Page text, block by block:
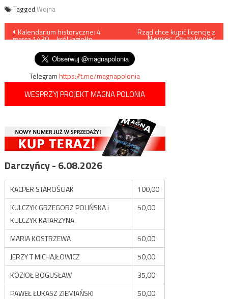
Tagged Wojna
Nawigacja
wpisu
Kalendarium historyczne: 4
marca 1430 – król Jagiełło
Rząd chce kupić licencję z
Niemiec. Czy to koniec
Telegramhttps://t.me/magnapolonia
WESPRZYJ PROJEKT MAGNA POLONIA
Darczyńcy - 6.08.2026
KACPER STAROŚCIAK
100,00
KULCZYK GRZEGORZ POLIŃSKA i
KULCZYK KATARZYNA
50,00
MARIA KOSTRZEWA
50,00
JERZY T MICHAJŁOWICZ
50,00
KOZIOŁ BOGUSŁAW
35,00
PAWEŁ ŁUKASZ ZIEMIAŃSKI
50,00